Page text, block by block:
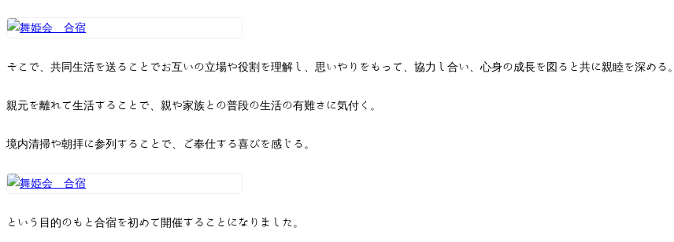
そこで、共同生活を送ることでお互いの立場や役割を理解し、思いやりをもって、協力し合い、心身の成長を図ると共に親睦を深める。
親元を離れて生活することで、親や家族との普段の生活の有難さに気付く。
境内清掃や朝拝に参列することで、ご奉仕する喜びを感じる。
という目的のもと合宿を初めて開催することになりました。